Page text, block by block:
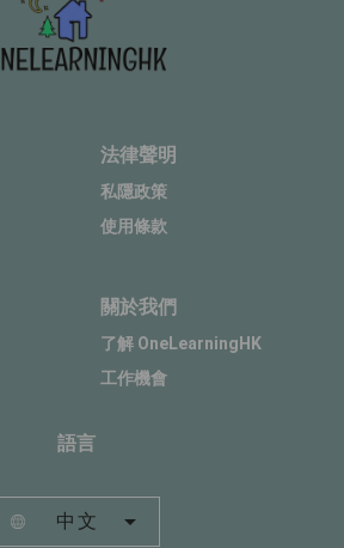
法律聲明
私隱政策
使用條款
關於我們
了解 OneLearningHK
工作機會
語言
中文